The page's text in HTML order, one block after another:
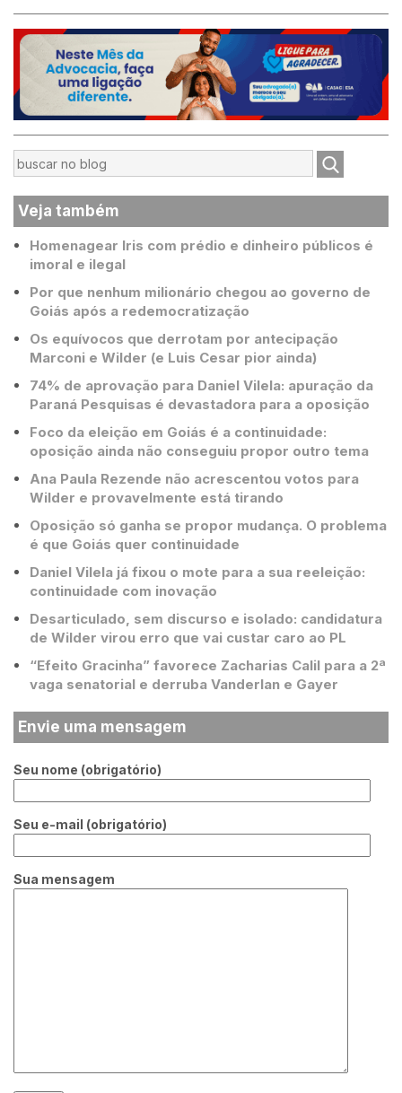
Veja também
Homenagear Iris com prédio e dinheiro públicos é
imoral e ilegal
Por que nenhum milionário chegou ao governo de
Goiás após a redemocratização
Os equívocos que derrotam por antecipação
Marconi e Wilder (e Luis Cesar pior ainda)
74% de aprovação para Daniel Vilela: apuração da
Paraná Pesquisas é devastadora para a oposição
Foco da eleição em Goiás é a continuidade:
oposição ainda não conseguiu propor outro tema
Ana Paula Rezende não acrescentou votos para
Wilder e provavelmente está tirando
Oposição só ganha se propor mudança. O problema
é que Goiás quer continuidade
Daniel Vilela já fixou o mote para a sua reeleição:
continuidade com inovação
Desarticulado, sem discurso e isolado: candidatura
de Wilder virou erro que vai custar caro ao PL
“Efeito Gracinha” favorece Zacharias Calil para a 2ª
vaga senatorial e derruba Vanderlan e Gayer
Envie uma mensagem
Seu nome (obrigatório)
Seu e-mail (obrigatório)
Sua mensagem